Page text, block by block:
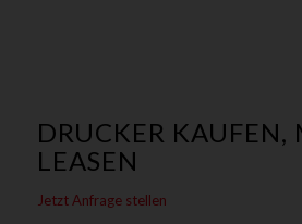
DRUCKER KAUFEN,
LEASEN
Jetzt Anfrage stellen